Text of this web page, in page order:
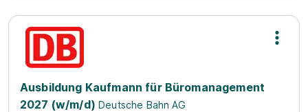
Ausbildung Kaufmann für Büromanagement
2027 (w/m/d) Deutsche Bahn AG